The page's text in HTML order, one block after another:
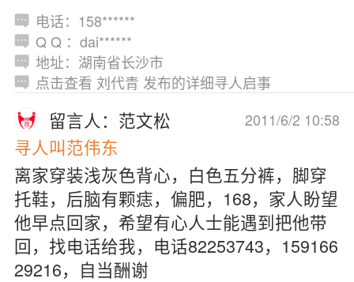
电话：158******
Q Q ：dai******
地址：湖南省长沙市
点击查看 刘代青 发布的详细寻人启事
2011/6/2 10:58
留言人：范文松
寻人叫范伟东
离家穿装浅灰色背心，白色五分裤，脚穿
托鞋，后脑有颗痣，偏肥，168，家人盼望
他早点回家，希望有心人士能遇到把他带
回，找电话给我，电话82253743，159166
29216，自当酬谢